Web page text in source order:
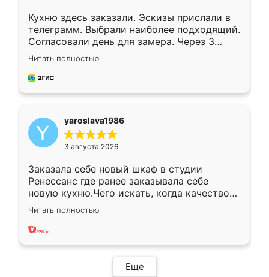
Кухню здесь заказали. Эскизы прислали в
телеграмм. Выбрали наиболее подходящий.
Согласовали день для замера. Через 3
недели кухня была уже готова. Остались
довольны работой. Спасибо Ренессанс
мебель за качественную работу!
Читать полностью
yaroslava1986
3 августа 2026
Заказала себе новый шкаф в студии
Ренессанс где ранее заказывала себе
новую кухню.Чего искать, когда качеством
вполне довольна. Служит кухня уже почти
два года, нареканий нет.
Читать полностью
Еще